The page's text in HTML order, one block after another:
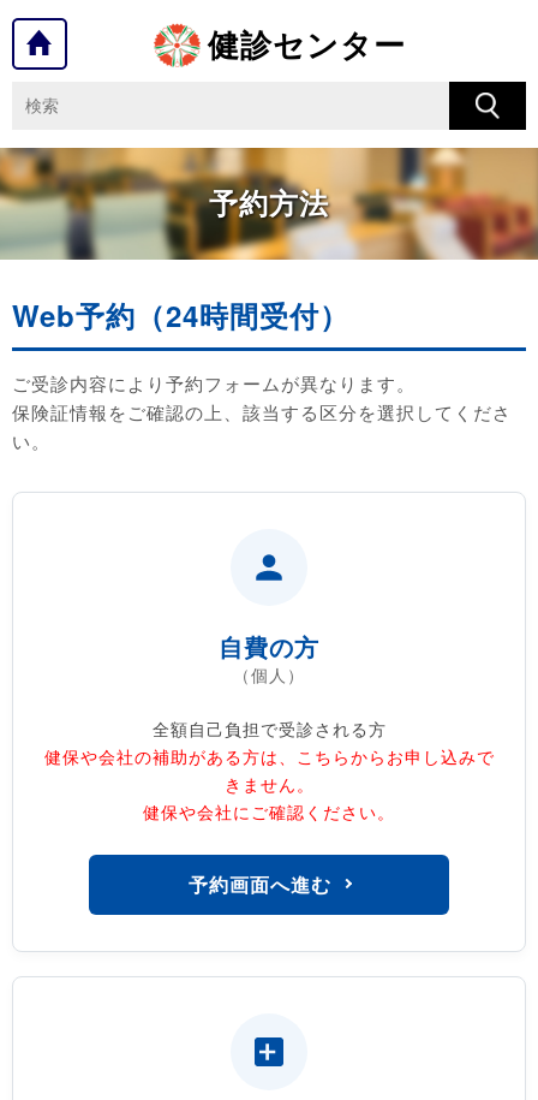
健診センター
予約方法
Web予約（24時間受付）
ご受診内容により予約フォームが異なります。
保険証情報をご確認の上、該当する区分を選択してくださ
い。
自費の方
（個人）
全額自己負担で受診される方
健保や会社の補助がある方は、こちらからお申し込みで
きません。
健保や会社にご確認ください。
予約画面へ進む